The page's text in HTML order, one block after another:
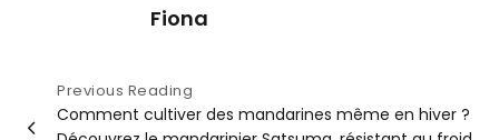
Fiona
Navigation
de
Previous Reading
Comment cultiver des mandarines même en hiver ?